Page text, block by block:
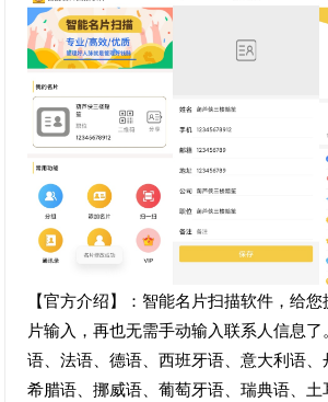
【官方介绍】：智能名片扫描软件，给
片输入，再也无需手动输入联系人信息
语、法语、德语、西班牙语、意大利语、
希腊语、挪威语、葡萄牙语、瑞典语、土